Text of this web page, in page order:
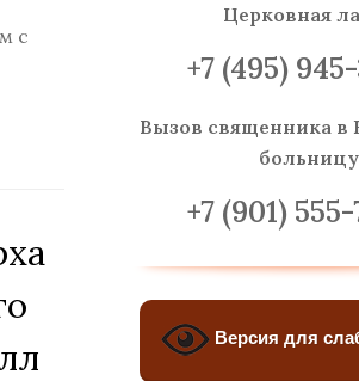
с
Церковная
+7 (495)
Вызов священника в
больницу
+7 (901)
Версия для